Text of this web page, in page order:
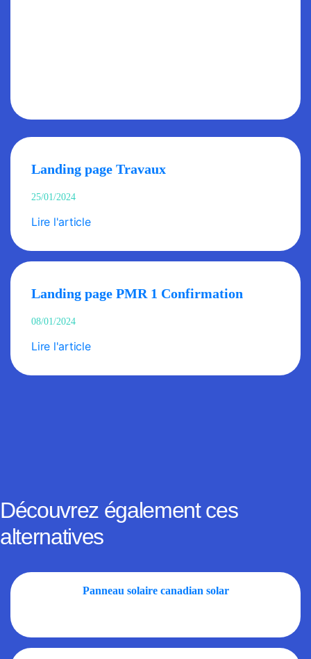
Landing page Travaux
25/01/2024
Lire l'article
Landing page PMR 1 Confirmation
08/01/2024
Lire l'article
Découvrez également ces
alternatives
Panneau solaire canadian solar